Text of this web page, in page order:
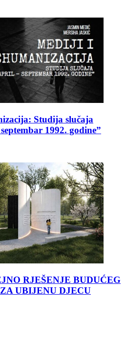
Studija slučaja
1992. godine”
RJEŠENJE BUDUĆEG
UBIJENU DJECU